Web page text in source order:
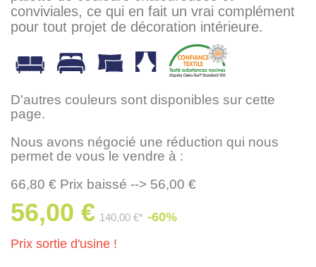
conviviales, ce qui en fait un vrai complément
pour tout projet de décoration intérieure.
D'autres couleurs sont disponibles sur cette
page.
Nous avons négocié une réduction qui nous
permet de vous le vendre à :
66,80 € Prix baissé --> 56,00 €
56,00 € 140,00 €* -60%
Prix sortie d'usine !